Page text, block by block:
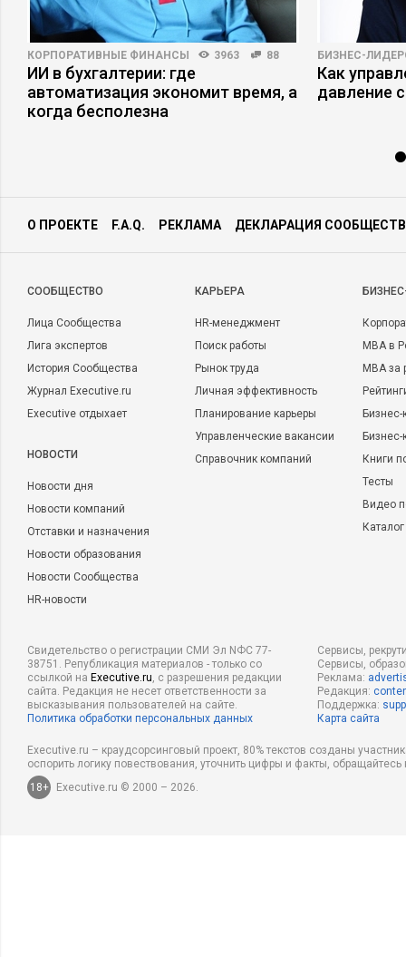
КОРПОРАТИВНЫЕ ФИНАНСЫ 3963 88
ИИ в бухгалтерии: где
автоматизация экономит время, а
когда бесполезна
БИЗНЕС-
Как
давление
О ПРОЕКТЕ F.A.Q. РЕКЛАМА ДЕКЛАРАЦИЯ
CООБЩЕСТВО
Лица Сообщества
Лига экспертов
История Сообщества
Журнал Executive.ru
Executive отдыхает
НОВОСТИ
Новости дня
Новости компаний
Отставки и назначения
Новости образования
Новости Сообщества
HR-новости
КАРЬЕРА
HR-менеджмент
Поиск работы
Рынок труда
Личная эффективность
Планирование карьеры
Управленческие вакансии
Справочник компаний
MBA в
MBA
Бизнес-
Книги
Тесты
Видео
Свидетельство о регистрации СМИ Эл NФС 77-
38751. Републикация материалов - только со
ссылкой на Executive.ru, с разрешения редакции
сайта. Редакция не несет ответственности за
высказывания пользователей на сайте.
Политика обработки персональных данных
Сервисы,
Сервисы,
Реклама:
Редакция:
Поддержка:
Карта сайта
Executive.ru – краудсорсинговый проект, 80% текстов созданы
оспорить логику повествования, уточнить цифры и факты,
18+
Executive.ru © 2000 – 2026.